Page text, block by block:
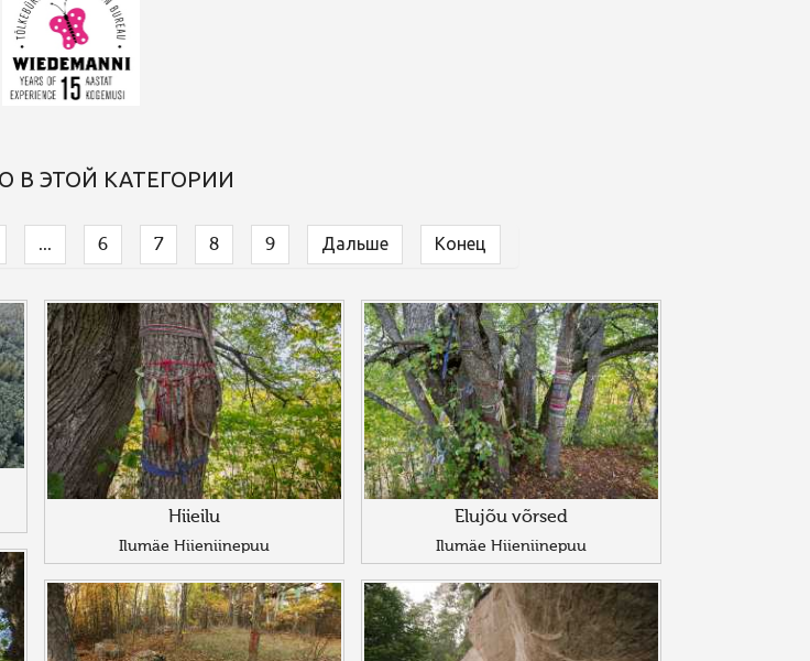
В ЭТОЙ КАТЕГОРИИ
... 6 7 8 9 Дальше Конец
Hiieilu
Ilumäe Hiieniinepuu
Elujõu võrsed
Ilumäe Hiieniinepuu